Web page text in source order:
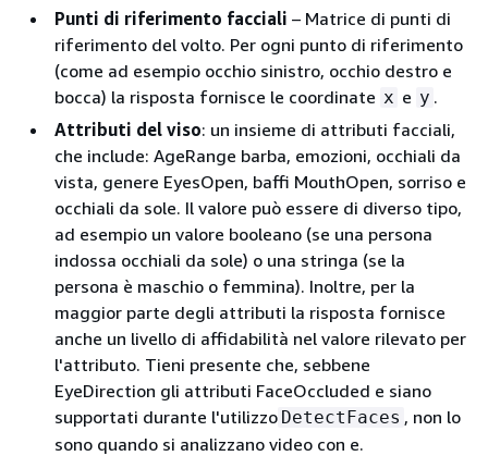
Punti di riferimento facciali – Matrice di punti di
riferimento del volto. Per ogni punto di riferimento
(come ad esempio occhio sinistro, occhio destro e
bocca) la risposta fornisce le coordinate x e y .
Attributi del viso: un insieme di attributi facciali,
che include: AgeRange barba, emozioni, occhiali da
vista, genere EyesOpen, baffi MouthOpen, sorriso e
occhiali da sole. Il valore può essere di diverso tipo,
ad esempio un valore booleano (se una persona
indossa occhiali da sole) o una stringa (se la
persona è maschio o femmina). Inoltre, per la
maggior parte degli attributi la risposta fornisce
anche un livello di affidabilità nel valore rilevato per
l'attributo. Tieni presente che, sebbene
EyeDirection gli attributi FaceOccluded e siano
supportati durante l'utilizzo DetectFaces , non lo
sono quando si analizzano video con e.